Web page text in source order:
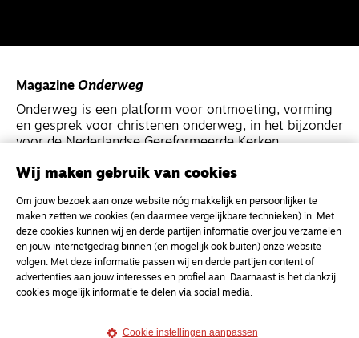
Magazine Onderweg
Onderweg is een platform voor ontmoeting, vorming
en gesprek voor christenen onderweg, in het bijzonder
voor de Nederlandse Gereformeerde Kerken.
Magazine
Onderweg
Kvk-nummer 33277063
NL46 INGB 0117 5827 86
info@onderwegonline.nl
Wij maken gebruik van cookies
Om jouw bezoek aan onze website nóg makkelijk en persoonlijker te
maken zetten we cookies (en daarmee vergelijkbare technieken) in. Met
deze cookies kunnen wij en derde partijen informatie over jou verzamelen
en jouw internetgedrag binnen (en mogelijk ook buiten) onze website
volgen. Met deze informatie passen wij en derde partijen content of
advertenties aan jouw interesses en profiel aan. Daarnaast is het dankzij
cookies mogelijk informatie te delen via social media.
Cookie instellingen aanpassen